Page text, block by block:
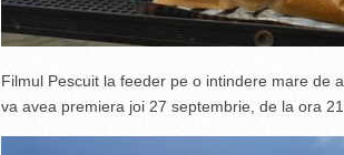
Filmul Pescuit la feeder pe o intindere mare de
va avea premiera joi 27 septembrie, de la ora